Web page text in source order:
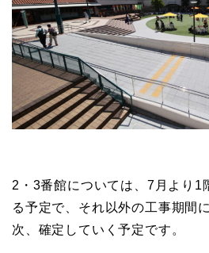
2・3番館については、7月より1
る予定で、それ以外の工事期間
次、確定していく予定です。